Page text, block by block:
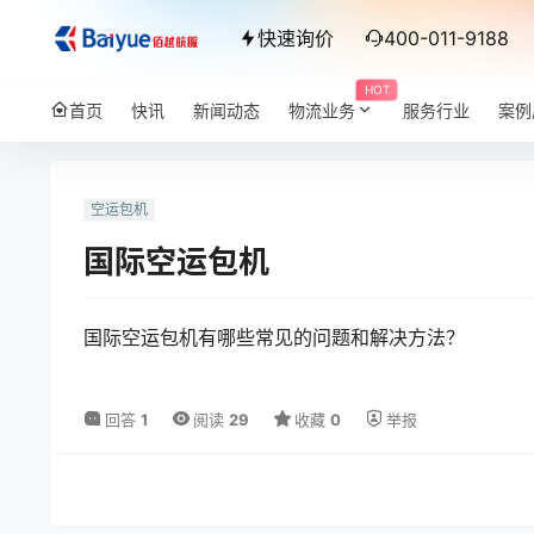
快速询价 400-011-9188
首页 快讯 新闻动态
HOT
物流业务 服务行业 案
空运包机
国际空运包机
国际空运包机有哪些常见的问题和解决方法？
回答 1 阅读 29 收藏 0 举报